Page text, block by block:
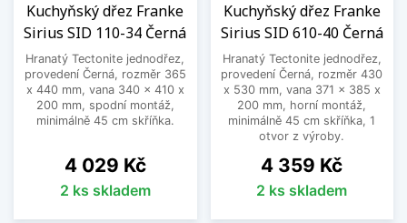
Kuchyňský dřez Franke
Sirius SID 110-34 Černá
Hranatý Tectonite jednodřez,
provedení Černá, rozměr 365
x 440 mm, vana 340 x 410 x
200 mm, spodní montáž,
minimálně 45 cm skříňka.
Cena
4 029 Kč
2 ks skladem
Kuchyňský dřez Franke
Sirius SID 610-40 Černá
Hranatý Tectonite jednodřez,
provedení Černá, rozměr 430
x 530 mm, vana 371 x 385 x
200 mm, horní montáž,
minimálně 45 cm skříňka, 1
otvor z výroby.
Cena
4 359 Kč
2 ks skladem